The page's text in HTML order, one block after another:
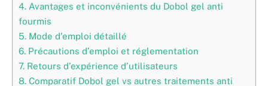
4. Avantages et inconvénients du Dobol gel anti
fourmis
5. Mode d’emploi détaillé
6. Précautions d’emploi et réglementation
7. Retours d’expérience d’utilisateurs
8. Comparatif Dobol gel vs autres traitements anti